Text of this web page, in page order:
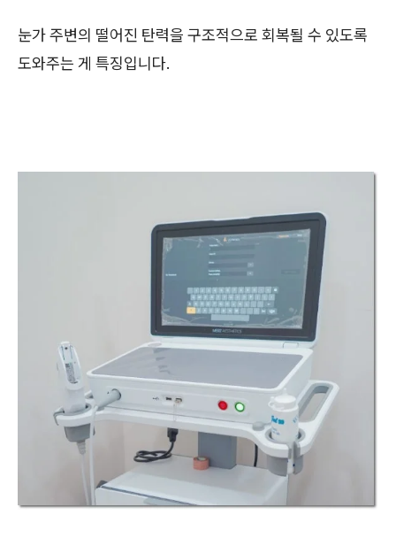
눈가 주변의 떨어진 탄력을 구조적으로 회복될 수 있도록
도와주는 게 특징입니다.